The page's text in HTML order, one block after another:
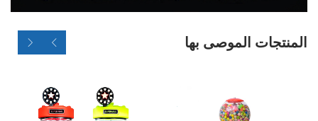
المنتجات الموصى بها